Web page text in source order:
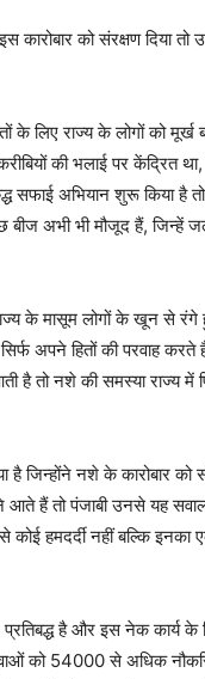
को संरक्षण दिया तो
के लिए राज्य के लोगों को मूर्ख
की भलाई पर केंद्रित था,
सफाई अभियान शुरू किया है
अभी भी मौजूद हैं, जिन्हें
के मासूम लोगों के खून से
अपने हितों की परवाह
है तो नशे की समस्या राज्य
जिन्होंने नशे के कारोबार को
आते हैं तो पंजाबी उनसे यह
हमदर्दी नहीं बल्कि इनका
है और इस नेक कार्य के
को 54000 से अधिक